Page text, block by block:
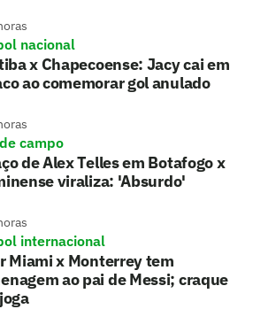
nacional
x Chapecoense: Jacy cai em
ao comemorar gol anulado
campo
de Alex Telles em Botafogo x
viraliza: 'Absurdo'
internacional
Miami x Monterrey tem
ao pai de Messi; craque